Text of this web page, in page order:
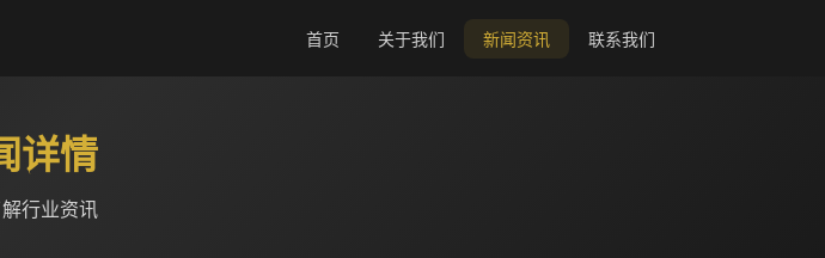
首页 关于我们 新闻资讯 联系我们
详情
行业资讯